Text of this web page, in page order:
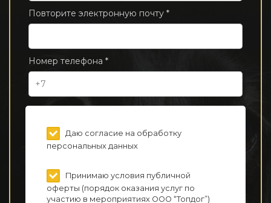
Повторите электронную почту *
Номер телефона *
Даю согласие на обработку
персональных данных
Принимаю условия публичной
оферты (порядок оказания услуг по
участию в мероприятиях ООО “Топдог”)